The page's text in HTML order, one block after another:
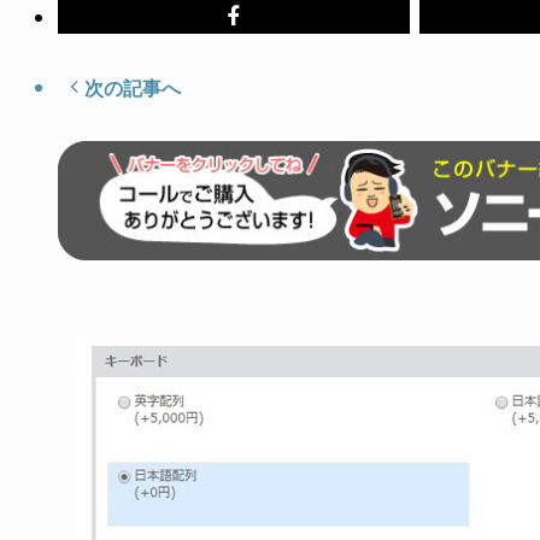
次の記事へ